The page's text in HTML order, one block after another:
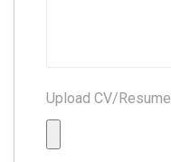
Upload CV/Resume